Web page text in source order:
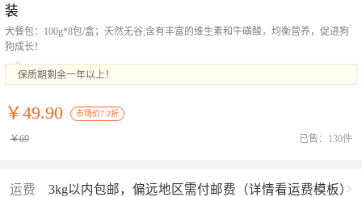
装
犬餐包：100g*8包/盒；天然无谷,含有丰富的维生素和牛磺酸，均衡营养，促进狗
狗成长！
保质期剩余一年以上！
￥49.90 市场价7.2折
￥69 已售：130件
运费 3kg以内包邮，偏远地区需付邮费（详情看运费模板）